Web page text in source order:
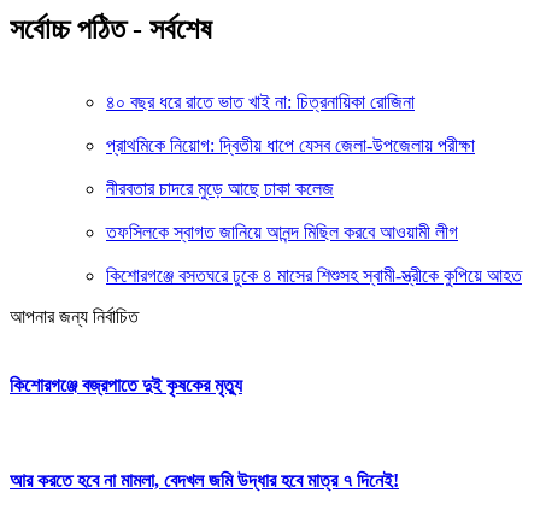
সর্বোচ্চ পঠিত - সর্বশেষ
৪০ বছর ধরে রাতে ভাত খাই না: চিত্রনায়িকা রোজিনা
প্রাথমিকে নিয়োগ: দ্বিতীয় ধাপে যেসব জেলা-উপজেলায় পরীক্ষা
নীরবতার চাদরে মুড়ে আছে ঢাকা কলেজ
তফসিলকে স্বাগত জানিয়ে আনন্দ মিছিল করবে আওয়ামী লীগ
কিশোরগঞ্জে বসতঘরে ঢুকে ৪ মাসের শিশুসহ স্বামী-স্ত্রীকে কুপিয়ে আহত
আপনার জন্য নির্বাচিত
কিশোরগঞ্জে বজ্রপাতে দুই কৃষকের মৃত্যু
আর করতে হবে না মামলা, বেদখল জমি উদ্ধার হবে মাত্র ৭ দিনেই!